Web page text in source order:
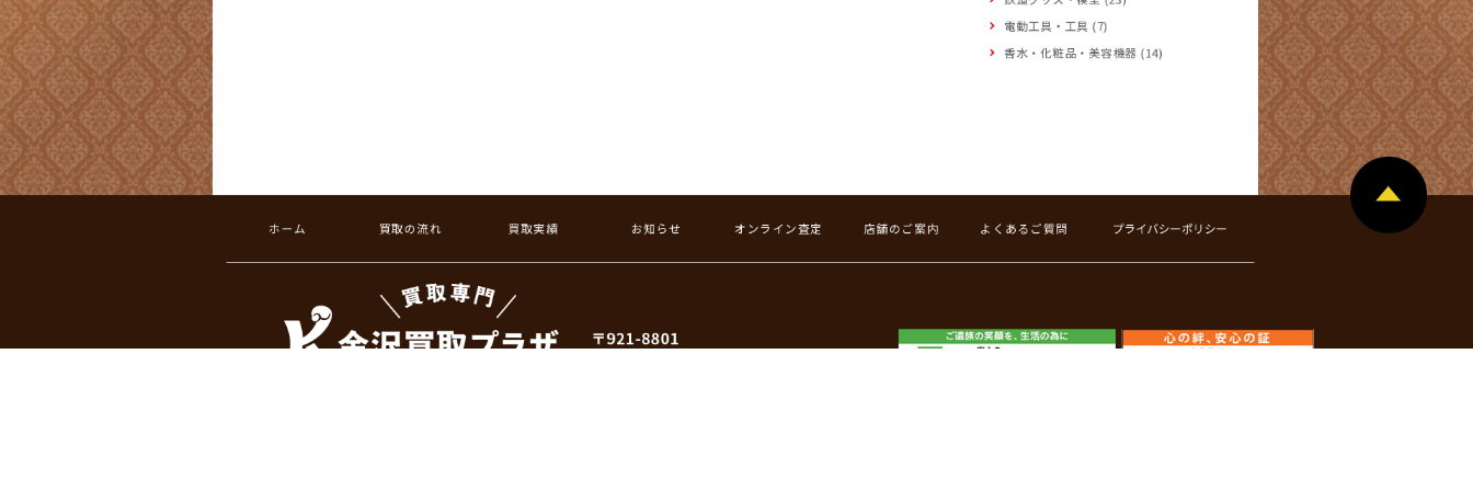
電動工具・工具 (7)
香水・化粧品・美容機器 (14)
ホーム 買取の流れ 買取実績 お知らせ オンライン査定 店舗のご案内 よくあるご質問 プライバシーポリシー